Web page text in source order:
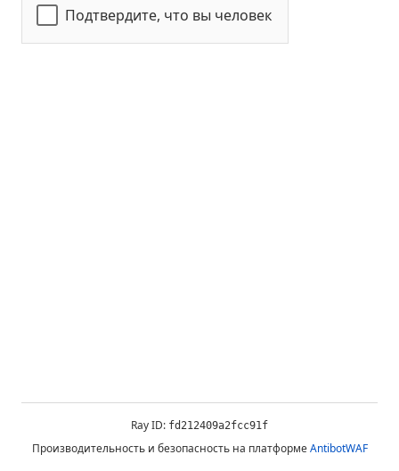
Подтвердите, что вы человек
Ray ID: fd212409a2fcc91f
Производительность и безопасность на платформеAntibotWAF